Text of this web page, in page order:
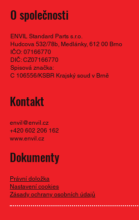
O společnosti
ENVIL Standard Parts s.r.o.
Hudcova 532/78b, Medlánky, 612 00 Brno
IČO: 07166770
DIČ: CZ07166770
Spisová značka:
C 106556/KSBR Krajský soud v Brně
Dokumenty
Právní doložka
Nastavení cookies
Zásady ochrany osobních údajů
Kontakt
envil@envil.cz
+420 602 206 162
www.envil.cz